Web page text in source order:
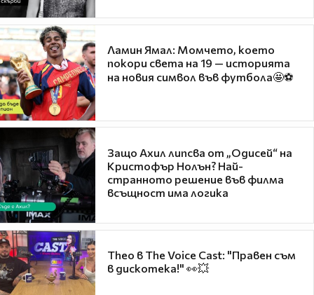
Ламин Ямал: Момчето, което
покори света на 19 — историята
на новия символ във футбола🤩⚽
Защо Ахил липсва от „Одисей“ на
Кристофър Нолън? Най-
странното решение във филма
всъщност има логика
Theo в The Voice Cast: "Правен съм
в дискотека!" 👀💥